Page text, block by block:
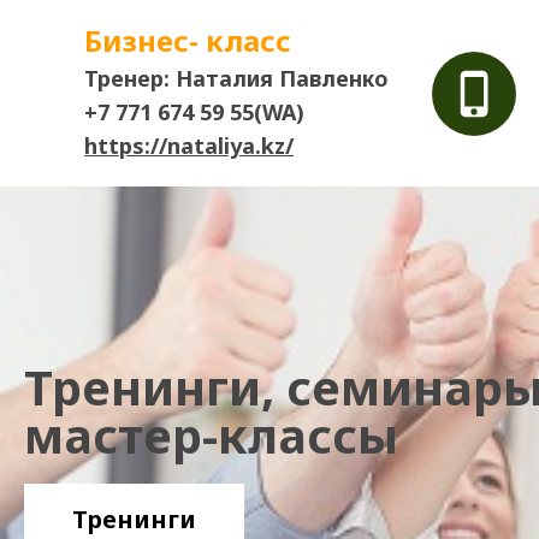
Бизнес- класс
Тренер: Наталия Павленко
+7 771 674 59 55(WA)
https://nataliya.kz/
Тренинги,
мастер-классы
Тренинги